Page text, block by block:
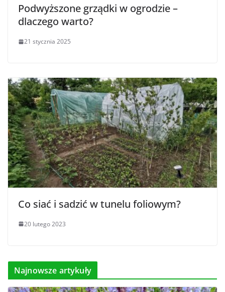
Podwyższone grządki w ogrodzie –
dlaczego warto?
21 stycznia 2025
Co siać i sadzić w tunelu foliowym?
20 lutego 2023
Najnowsze artykuły